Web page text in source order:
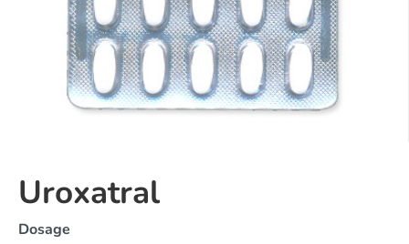
Uroxatral
Dosage